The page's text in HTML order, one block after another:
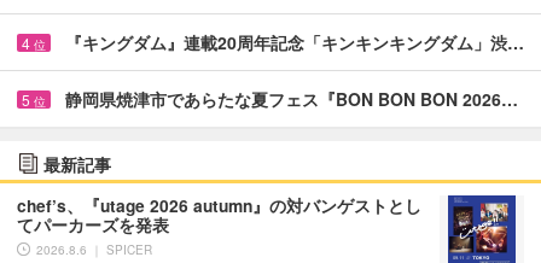
4 位 『キングダム』連載20周年記念「キンキンキングダム」渋…
5 位 静岡県焼津市であらたな夏フェス『BON BON BON 2026…
最新記事
chef’s、『utage 2026 autumn』の対バンゲストとし
てパーカーズを発表
2026.8.6 ｜ SPICER